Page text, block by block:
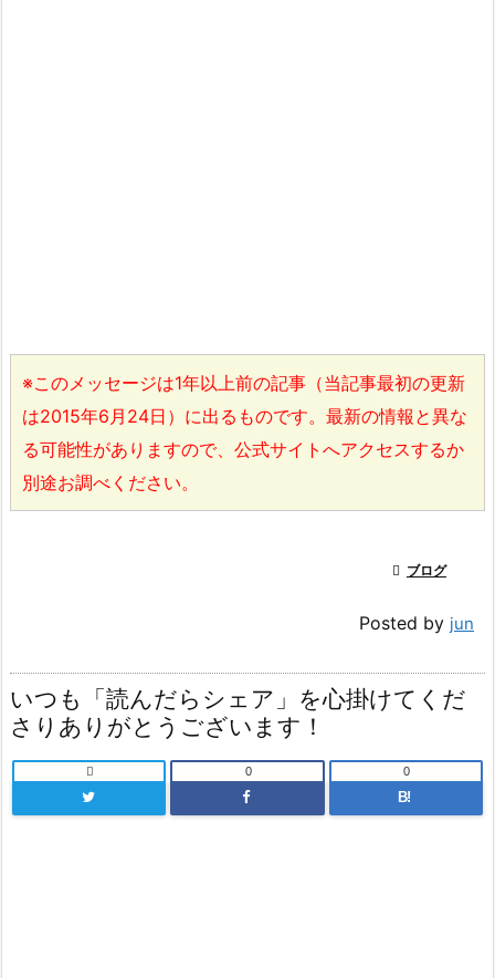
※このメッセージは1年以上前の記事（当記事最初の更新
は2015年6月24日）に出るものです。最新の情報と異な
る可能性がありますので、公式サイトへアクセスするか
別途お調べください。
 ブログ
Posted by jun
いつも「読んだらシェア」を心掛けてくだ
さりありがとうございます！
 0
B!
0